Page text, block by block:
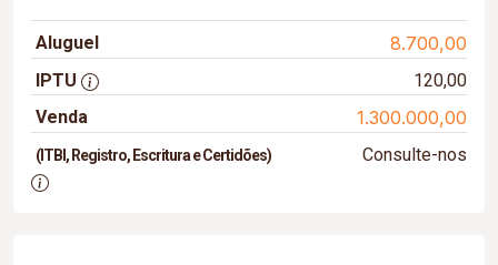
Aluguel 8.700,00
IPTU
120,00
Venda
1.300.000,00
(ITBI, Registro, Escritura e Certidões) Consulte-nos